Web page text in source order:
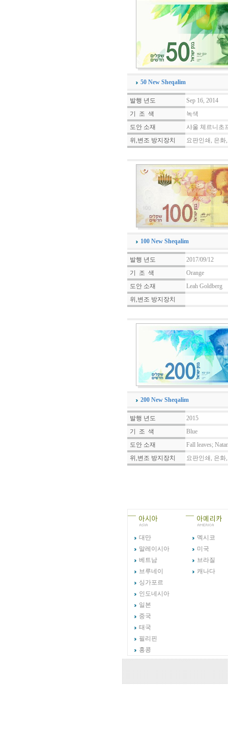
50 New Sheqalim
발행 년도
Sep 16, 2014
기 조 색
녹색
도안 소재
샤울 체르니초
위,변조 방지장치
요판인쇄, 은
100 New Sheqalim
발행 년도
2017/09/12
기 조 색
Orange
도안 소재
Leah Goldberg
위,변조 방지장치
200 New Sheqalim
발행 년도
2015
기 조 색
Blue
도안 소재
Fall leaves;
위,변조 방지장치
요판인쇄, 은
대만
말레이시아
베트남
브루네이
싱가포르
인도네시아
일본
중국
태국
필리핀
홍콩
멕시코
미국
브라질
캐나다